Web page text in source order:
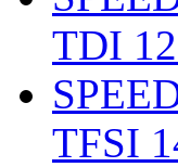
TDI
TFSI